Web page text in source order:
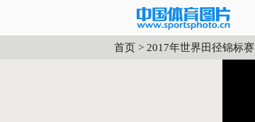
首页> 2017年世界田径锦标赛